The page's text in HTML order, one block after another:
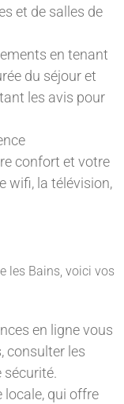
et de salles de
en tenant
du séjour et
les avis pour
confort et votre
wifi, la télévision,
les Bains, voici vos
en ligne vous
consulter les
sécurité.
locale, qui offre